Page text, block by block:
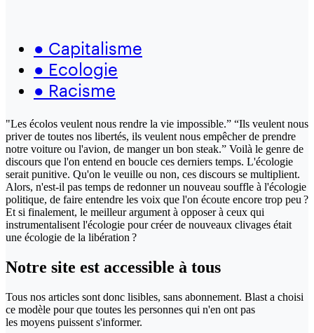
● Capitalisme
● Ecologie
● Racisme
"Les écolos veulent nous rendre la vie impossible.” “Ils veulent nous
priver de toutes nos libertés, ils veulent nous empêcher de prendre
notre voiture ou l'avion, de manger un bon steak.” Voilà le genre de
discours que l'on entend en boucle ces derniers temps. L'écologie
serait punitive. Qu'on le veuille ou non, ces discours se multiplient.
Alors, n'est-il pas temps de redonner un nouveau souffle à l'écologie
politique, de faire entendre les voix que l'on écoute encore trop peu ?
Et si finalement, le meilleur argument à opposer à ceux qui
instrumentalisent l'écologie pour créer de nouveaux clivages était
une écologie de la libération ?
Notre site est accessible à tous
Tous nos articles sont donc lisibles, sans abonnement. Blast a choisi
ce modèle pour que toutes les personnes qui n'en ont pas
les moyens puissent s'informer.